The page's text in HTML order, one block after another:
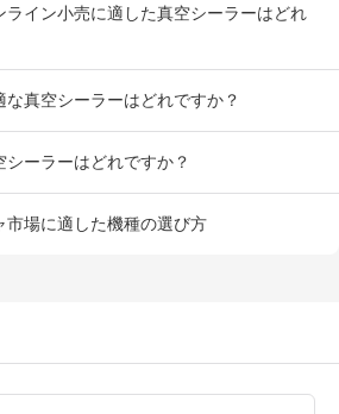
イン小売に適した真空シーラーはどれ
真空シーラーはどれですか？
ーラーはどれですか？
場に適した機種の選び方